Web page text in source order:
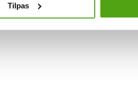
Tilpas